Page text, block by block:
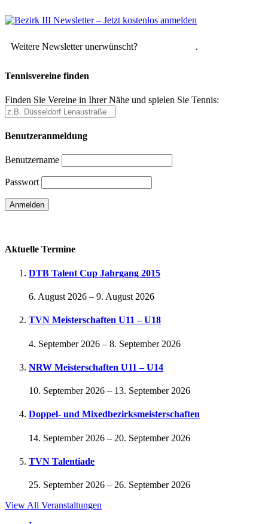
Weitere Newsletter unerwünscht? .
Tennisvereine finden
Finden Sie Vereine in Ihrer Nähe und spielen Sie Tennis:
Benutzeranmeldung
Benutzername
Passwort
Aktuelle Termine
DTB Talent Cup Jahrgang 2015
6. August 2026 – 9. August 2026
TVN Meisterschaften U11 – U18
4. September 2026 – 8. September 2026
NRW Meisterschaften U11 – U14
10. September 2026 – 13. September 2026
Doppel- und Mixedbezirksmeisterschaften
14. September 2026 – 20. September 2026
TVN Talentiade
25. September 2026 – 26. September 2026
View All Veranstaltungen